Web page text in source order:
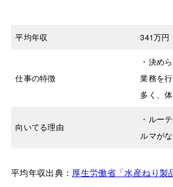
平均年収 341万円
仕事の特徴
・決め
業務を
多く、
向いてる理由
・ルー
ルマが
平均年収出典： 厚生労働省「水産ねり